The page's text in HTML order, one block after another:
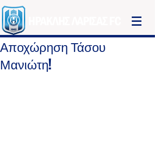
Αποχώρηση Τάσου
Μανιώτη!